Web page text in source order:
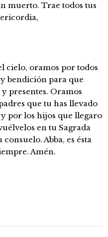
muerto. Trae todos tus
cielo, oramos por todos
bendición para que
presentes. Oramos
que tu has llevado
y por los hijos que llegaro
en tu Sagrada
Abba, es ésta
Amén.